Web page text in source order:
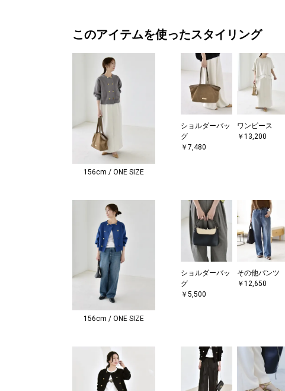
このアイテムを使ったスタイリング
156cm / ONE SIZE
ショルダーバッ
グ
￥7,480
ワンピース
￥13,200
156cm / ONE SIZE
ショルダーバッ
グ
￥5,500
その他パンツ
￥12,650